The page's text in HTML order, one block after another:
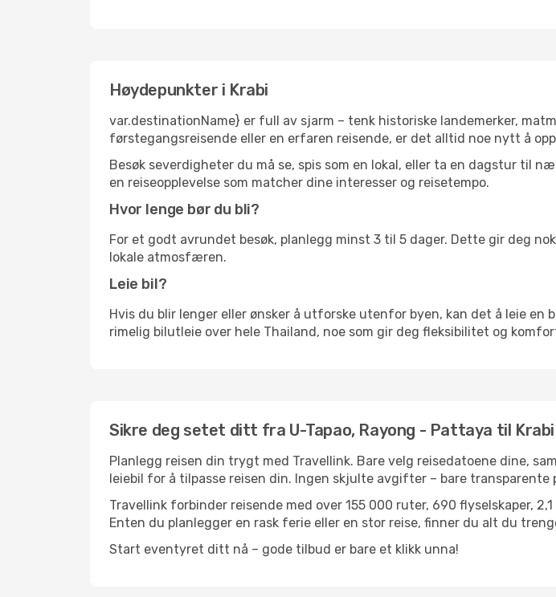
Høydepunkter i Krabi
var.destinationName} er full av sjarm – tenk historiske landemerker,
førstegangsreisende eller en erfaren reisende, er det alltid noe nytt å
Besøk severdigheter du må se, spis som en lokal, eller ta en dagstur til
en reiseopplevelse som matcher dine interesser og reisetempo.
Hvor lenge bør du bli?
For et godt avrundet besøk, planlegg minst 3 til 5 dager. Dette gir deg
lokale atmosfæren.
Leie bil?
Hvis du blir lenger eller ønsker å utforske utenfor byen, kan det å leie
rimelig bilutleie over hele Thailand, noe som gir deg fleksibilitet og
Sikre deg setet ditt fra U-Tapao, Rayong - Pattaya til Krabi
Planlegg reisen din trygt med Travellink. Bare velg reisedatoene dine,
leiebil for å tilpasse reisen din. Ingen skjulte avgifter – bare transparente
Travellink forbinder reisende med over 155 000 ruter, 690 flyselskaper,
Enten du planlegger en rask ferie eller en stor reise, finner du alt du
Start eventyret ditt nå – gode tilbud er bare et klikk unna!